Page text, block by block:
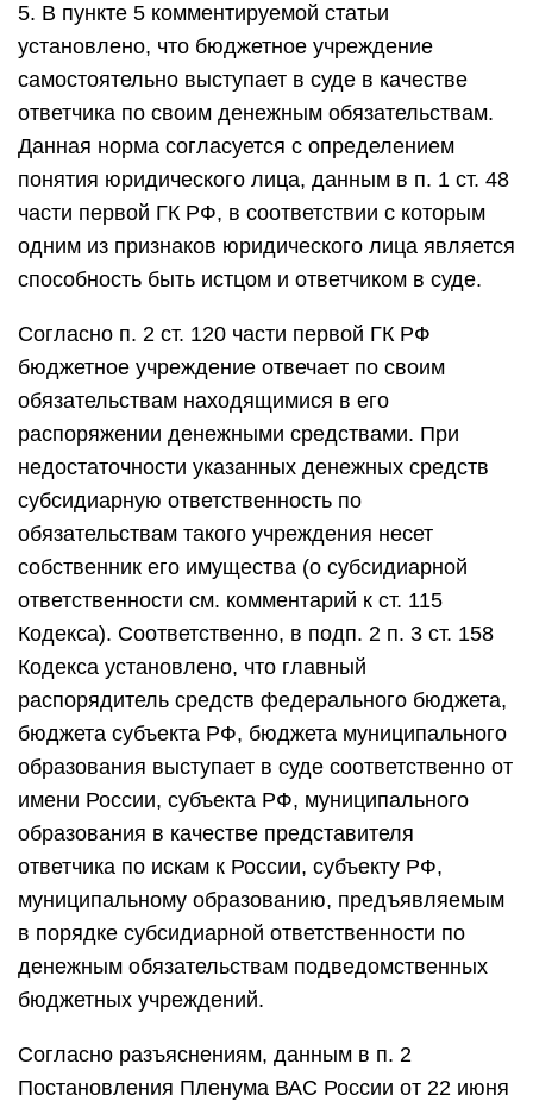
5. В пункте 5 комментируемой статьи
установлено, что бюджетное учреждение
самостоятельно выступает в суде в качестве
ответчика по своим денежным обязательствам.
Данная норма согласуется с определением
понятия юридического лица, данным в п. 1 ст. 48
части первой ГК РФ, в соответствии с которым
одним из признаков юридического лица является
способность быть истцом и ответчиком в суде.
Согласно п. 2 ст. 120 части первой ГК РФ
бюджетное учреждение отвечает по своим
обязательствам находящимися в его
распоряжении денежными средствами. При
недостаточности указанных денежных средств
субсидиарную ответственность по
обязательствам такого учреждения несет
собственник его имущества (о субсидиарной
ответственности см. комментарий к ст. 115
Кодекса). Соответственно, в подп. 2 п. 3 ст. 158
Кодекса установлено, что главный
распорядитель средств федерального бюджета,
бюджета субъекта РФ, бюджета муниципального
образования выступает в суде соответственно от
имени России, субъекта РФ, муниципального
образования в качестве представителя
ответчика по искам к России, субъекту РФ,
муниципальному образованию, предъявляемым
в порядке субсидиарной ответственности по
денежным обязательствам подведомственных
бюджетных учреждений.
Согласно разъяснениям, данным в п. 2
Постановления Пленума ВАС России от 22 июня